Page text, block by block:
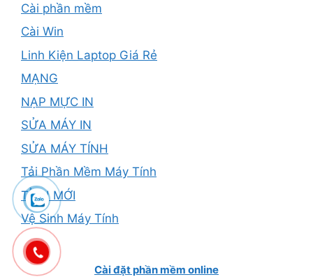
Cài phần mềm
Cài Win
Linh Kiện Laptop Giá Rẻ
MẠNG
NẠP MỰC IN
SỬA MÁY IN
SỬA MÁY TÍNH
Tải Phần Mềm Máy Tính
TỈNH MỚI
Vệ Sinh Máy Tính
Cài đặt phần mềm online